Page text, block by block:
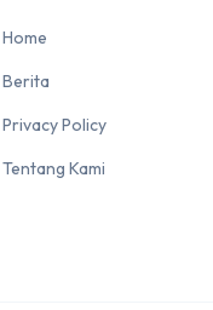
Home
Berita
Privacy Policy
Tentang Kami